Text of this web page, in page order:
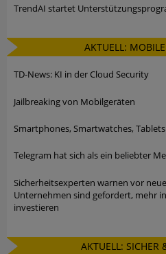
TrendAI startet
AKTUELL:
TD-News: KI in der Cloud Security
Jailbreaking von Mobilgeräten
Smartphones, Smartwatches,
Telegram hat sich als ein beliebter
Sicherheitsexperten warnen vor
Unternehmen sind gefordert, mehr
investieren
AKTUELL: SICHER